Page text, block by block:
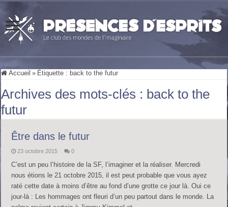
Accueil » Étiquette : back to the futur
Archives des mots-clés : back to the
futur
Être dans le futur
23 octobre 2015 0
C’est un peu l’histoire de la SF, l’imaginer et la réaliser. Mercredi
nous étions le 21 octobre 2015, il est peut probable que vous ayez
raté cette date à moins d’être au fond d’une grotte ce jour là. Oui ce
jour-là : Les hommages ont fleuri d’un peu partout dans le monde. La